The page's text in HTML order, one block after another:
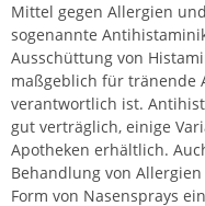
Mittel gegen Allergien
sogenannte
Ausschüttung von
maßgeblich für tränende
verantwortlich ist.
gut verträglich, einige
Apotheken erhältlich.
Behandlung von
Form von Nasensprays